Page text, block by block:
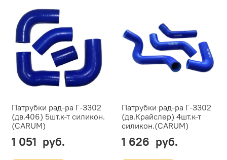
Патрубки рад-ра Г-3302
(дв.406) 5шт.к-т силикон.
(CARUM)
1 051 руб.
Патрубки рад-ра Г-3302
(дв.Крайслер) 4шт.к-т
силикон.(CARUM)
1 626 руб.